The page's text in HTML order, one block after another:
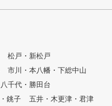
松戸・新松戸
市川・本八幡・下総中山
八千代・勝田台
銚子
五井・木更津・君津